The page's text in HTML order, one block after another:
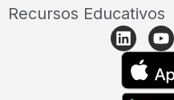
Recursos Educativos